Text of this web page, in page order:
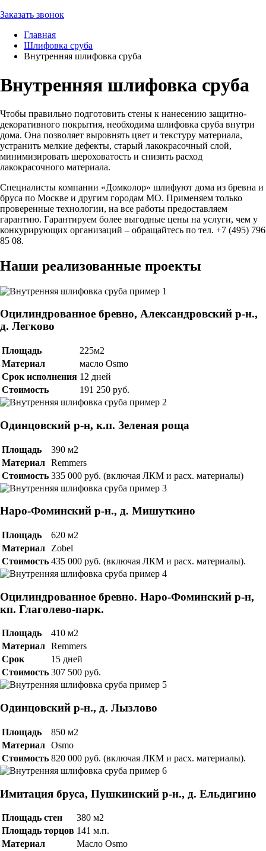
Заказать звонок
Главная
Шлифовка сруба
Внутренняя шлифовка сруба
Внутренняя шлифовка сруба
Чтобы правильно подготовить стены к нанесению защитно-
декоративного покрытия, необходима шлифовка сруба внутри
дома. Она позволяет выровнять цвет и текстуру материала,
устранить мелкие дефекты, старый лакокрасочный слой,
минимизировать шероховатость и снизить расход
лакокрасочного материала.
Специалисты компании «Домколор» шлифуют дома из бревна и
бруса по Москве и другим городам МО. Применяем только
проверенные технологии, на все работы предоставляем
гарантию. Гарантируем более выгодные цены на услуги, чем у
конкурирующих организаций – обращайтесь по тел. +7 (495) 796
85 08.
Наши реализованные проекты
Оцилиндрованное бревно, Александровский р-н.,
д. Легково
Площадь
225м2
Материал
масло Osmo
Срок исполнения 12 дней
Стоимость
191 250 руб.
Одинцовский р-н, к.п. Зеленая роща
Площадь
390 м2
Материал Remmers
Стоимость 335 000 руб. (включая ЛКМ и расх. материалы)
Наро-Фоминский р-н., д. Мишуткино
Площадь
620 м2
Материал
Zobel
Стоимость 435 000 руб. (включая ЛКМ и расх. материалы).
Оцилиндрованное бревно. Наро-Фоминский р-н,
кп. Глаголево-парк.
Площадь
410 м2
Материал Remmers
Срок
15 дней
Стоимость 307 500 руб.
Одинцовский р-н., д. Лызлово
Площадь
850 м2
Материал Osmo
Стоимость 820 000 руб. (включая ЛКМ и расх. материалы).
Имитация бруса, Пушкинский р-н., д. Ельдигино
Площадь стен
380 м2
Площадь торцов 141 м.п.
Материал
Масло Osmo